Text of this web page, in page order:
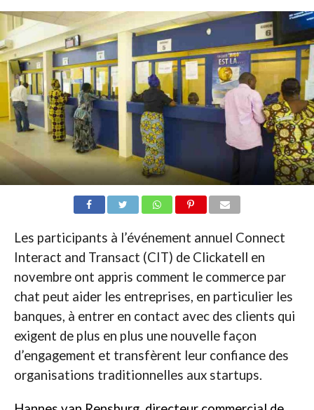
Les participants à l’événement annuel Connect
Interact and Transact (CIT) de Clickatell en
novembre ont appris comment le commerce par
chat peut aider les entreprises, en particulier les
banques, à entrer en contact avec des clients qui
exigent de plus en plus une nouvelle façon
d’engagement et transfèrent leur confiance des
organisations traditionnelles aux startups.